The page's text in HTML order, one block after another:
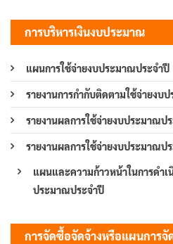
การบริหารเงินงบประมาณ
แผนการใช้จ่ายงบประมาณประจำปี
รายงานการกำกับติดตามใช้จ่ายงบ
รายงานผลการใช้จ่ายงบประมาณป
รายงานผลการใช้จ่ายงบประมาณป
แผนและความก้าวหน้าในการดำเ
ประมาณประจำปี
การจัดซื้อจัดจ้างหรือแผนการ